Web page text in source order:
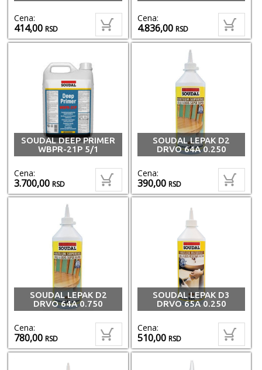
Cena:
414,00RSD
Cena:
4.836,00RSD
SOUDAL DEEP PRIMER
WBPR-21P 5/1
Cena:
3.700,00RSD
SOUDAL LEPAK D2
DRVO 64A 0.250
Cena:
390,00RSD
SOUDAL LEPAK D2
DRVO 64A 0.750
Cena:
780,00RSD
SOUDAL LEPAK D3
DRVO 65A 0.250
Cena:
510,00RSD